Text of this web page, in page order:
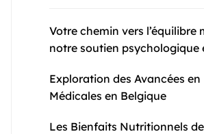
Votre chemin vers l’équilibre
notre soutien psychologique
Exploration des Avancées en
Médicales en Belgique
Les Bienfaits Nutritionnels de